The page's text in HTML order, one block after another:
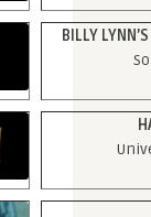
BILLY